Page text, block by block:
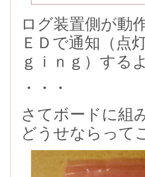
ログ装置側が動
ＥＤで通知（点
ｇｉｎｇ）する
・・・
さてボードに組
どうせならって